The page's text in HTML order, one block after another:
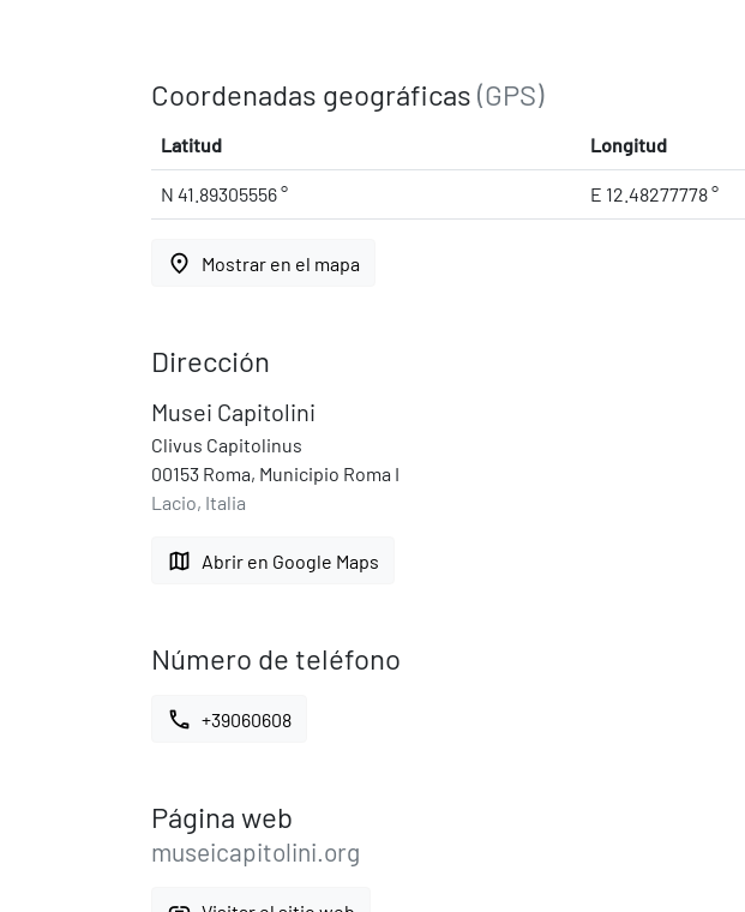
Coordenadas geográficas (GPS)
Latitud Longitud
N 41.89305556 ° E 12.48277778 °
place Mostrar en el mapa
Dirección
Musei Capitolini
Clivus Capitolinus
00153 Roma, Municipio Roma I
Lacio, Italia
map Abrir en Google Maps
Número de teléfono
call +39060608
Página web
museicapitolini.org